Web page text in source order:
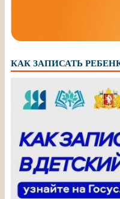
КАК ЗАПИСАТЬ